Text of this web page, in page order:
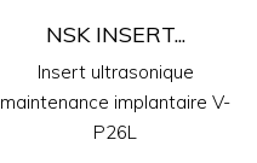
NSK INSERT...
Insert ultrasonique
maintenance implantaire V-
P26L